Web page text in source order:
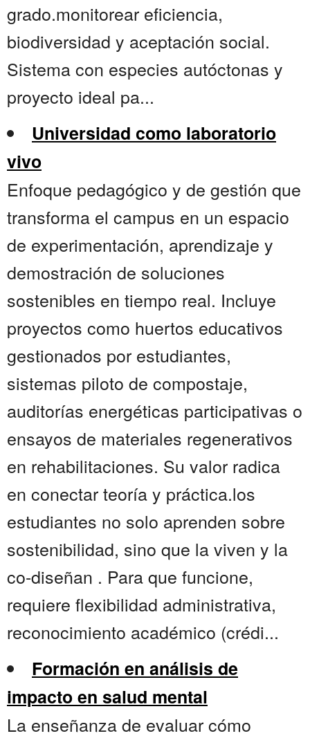
grado.monitorear eficiencia,
biodiversidad y aceptación social.
Sistema con especies autóctonas y
proyecto ideal pa...
Universidad como laboratorio
vivo
Enfoque pedagógico y de gestión que
transforma el campus en un espacio
de experimentación, aprendizaje y
demostración de soluciones
sostenibles en tiempo real. Incluye
proyectos como huertos educativos
gestionados por estudiantes,
sistemas piloto de compostaje,
auditorías energéticas participativas o
ensayos de materiales regenerativos
en rehabilitaciones. Su valor radica
en conectar teoría y práctica.los
estudiantes no solo aprenden sobre
sostenibilidad, sino que la viven y la
co-diseñan . Para que funcione,
requiere flexibilidad administrativa,
reconocimiento académico (crédi...
Formación en análisis de
impacto en salud mental
La enseñanza de evaluar cómo